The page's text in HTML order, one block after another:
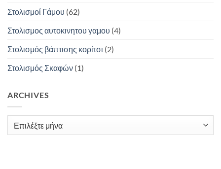
Στολισμοί Γάμου (62)
Στολισμος αυτοκινητου γαμου (4)
Στολισμός βάπτισης κορίτσι (2)
Στολισμός Σκαφών (1)
ARCHIVES
Archives